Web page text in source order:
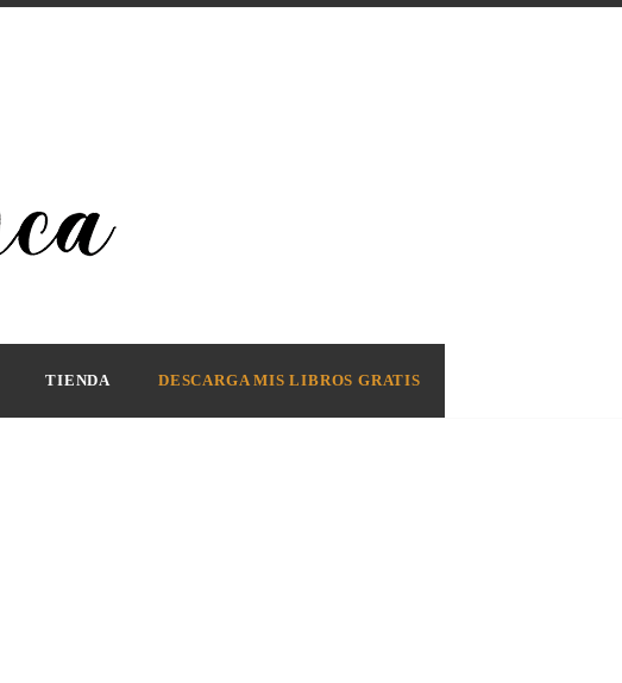
TIENDA DESCARGA MIS LIBROS GRATIS